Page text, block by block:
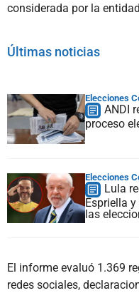
considerada por la
Últimas noticias
Elecciones
ANDI
proceso
Elecciones
Lula
Espriella
las
El informe evaluó 1.369
redes sociales,